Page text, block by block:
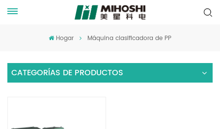
Hogar Máquina clasificadora de PP
CATEGORÍAS DE PRODUCTOS